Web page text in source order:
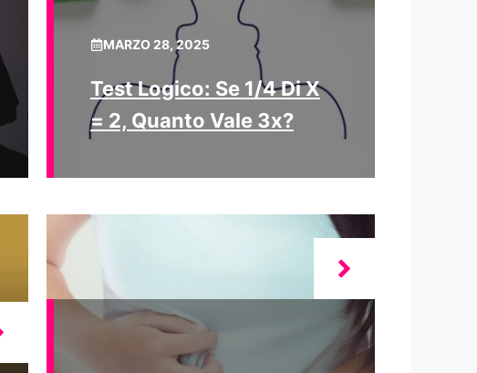
MARZO 28, 2025
Test Logico: Se 1/4 Di X
= 2, Quanto Vale 3x?